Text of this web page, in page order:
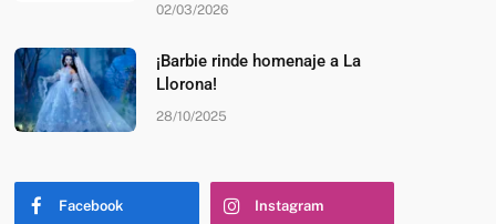
02/03/2026
¡Barbie rinde homenaje a La
Llorona!
28/10/2025
Facebook Instagram